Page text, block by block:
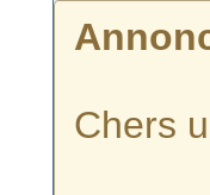
Chers